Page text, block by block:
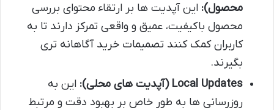
محصول): این آپدیت ها بر ارتقاء محتوای بررسی
محصول باکیفیت، عمیق و واقعی تمرکز دارند تا به
کاربران کمک کنند تصمیمات خرید آگاهانه تری
بگیرند.
Local Updates (آپدیت های محلی):
این به
روزرسانی ها به طور خاص بر بهبود دقت و مرتبط